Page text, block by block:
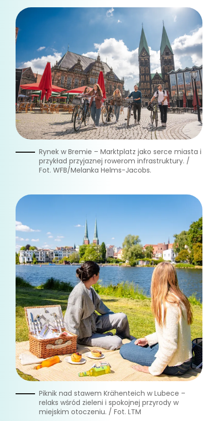
Rynek w Bremie – Marktplatz jako serce miasta i
przykład przyjaznej rowerom infrastruktury. /
Fot. WFB/Melanka Helms-Jacobs.
Piknik nad stawem Krähenteich w Lubece –
relaks wśród zieleni i spokojnej przyrody w
miejskim otoczeniu. / Fot. LTM